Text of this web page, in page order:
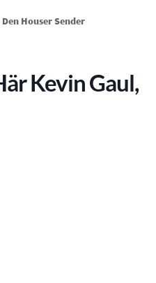
Den Houser Sender
Kevin Gaul,